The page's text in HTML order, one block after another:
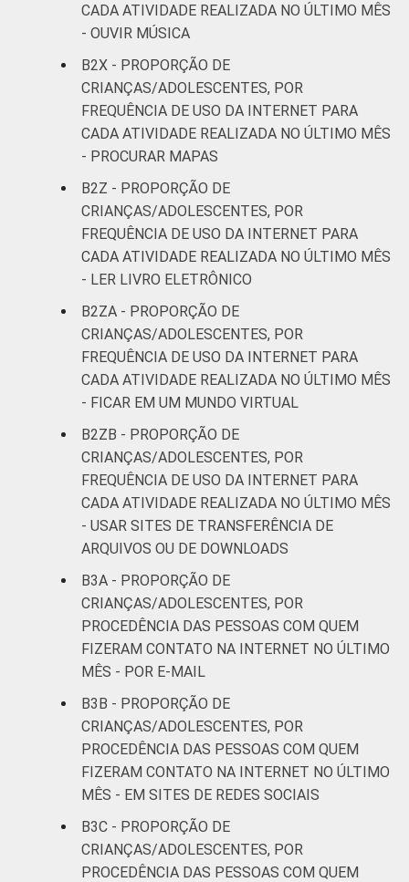
CADA ATIVIDADE REALIZADA NO ÚLTIMO MÊS
- OUVIR MÚSICA
B2X - PROPORÇÃO DE
CRIANÇAS/ADOLESCENTES, POR
FREQUÊNCIA DE USO DA INTERNET PARA
CADA ATIVIDADE REALIZADA NO ÚLTIMO MÊS
- PROCURAR MAPAS
B2Z - PROPORÇÃO DE
CRIANÇAS/ADOLESCENTES, POR
FREQUÊNCIA DE USO DA INTERNET PARA
CADA ATIVIDADE REALIZADA NO ÚLTIMO MÊS
- LER LIVRO ELETRÔNICO
B2ZA - PROPORÇÃO DE
CRIANÇAS/ADOLESCENTES, POR
FREQUÊNCIA DE USO DA INTERNET PARA
CADA ATIVIDADE REALIZADA NO ÚLTIMO MÊS
- FICAR EM UM MUNDO VIRTUAL
B2ZB - PROPORÇÃO DE
CRIANÇAS/ADOLESCENTES, POR
FREQUÊNCIA DE USO DA INTERNET PARA
CADA ATIVIDADE REALIZADA NO ÚLTIMO MÊS
- USAR SITES DE TRANSFERÊNCIA DE
ARQUIVOS OU DE DOWNLOADS
B3A - PROPORÇÃO DE
CRIANÇAS/ADOLESCENTES, POR
PROCEDÊNCIA DAS PESSOAS COM QUEM
FIZERAM CONTATO NA INTERNET NO ÚLTIMO
MÊS - POR E-MAIL
B3B - PROPORÇÃO DE
CRIANÇAS/ADOLESCENTES, POR
PROCEDÊNCIA DAS PESSOAS COM QUEM
FIZERAM CONTATO NA INTERNET NO ÚLTIMO
MÊS - EM SITES DE REDES SOCIAIS
B3C - PROPORÇÃO DE
CRIANÇAS/ADOLESCENTES, POR
PROCEDÊNCIA DAS PESSOAS COM QUEM